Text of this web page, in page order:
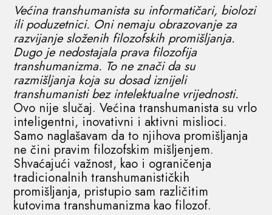
Većina transhumanista su informatičari, biolozi
ili poduzetnici. Oni nemaju obrazovanje za
razvijanje složenih filozofskih promišljanja.
Dugo je nedostajala prava filozofija
transhumanizma. To ne znači da su
razmišljanja koja su dosad iznijeli
transhumanisti bez intelektualne vrijednosti.
Ovo nije slučaj. Većina transhumanista su vrlo
inteligentni, inovativni i aktivni mislioci.
Samo naglašavam da to njihova promišljanja
ne čini pravim filozofskim mišljenjem.
Shvaćajući važnost, kao i ograničenja
tradicionalnih transhumanističkih
promišljanja, pristupio sam različitim
kutovima transhumanizma kao filozof.